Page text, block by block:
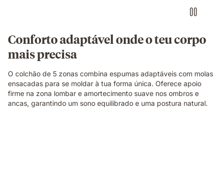
descanso.
Conforto adaptável onde o teu corpo
mais precisa
O colchão de 5 zonas combina espumas adaptáveis com molas
ensacadas para se moldar à tua forma única. Oferece apoio
firme na zona lombar e amortecimento suave nos ombros e
ancas, garantindo um sono equilibrado e uma postura natural.